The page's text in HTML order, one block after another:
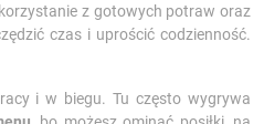
z gotowych potraw oraz
czas i uprościć codzienność.
i w biegu. Tu często wygrywa